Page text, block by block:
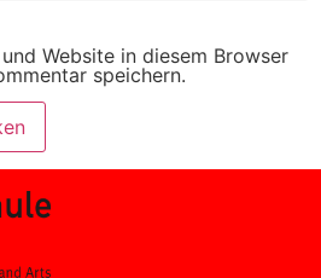
Website in diesem Browser
speichern.